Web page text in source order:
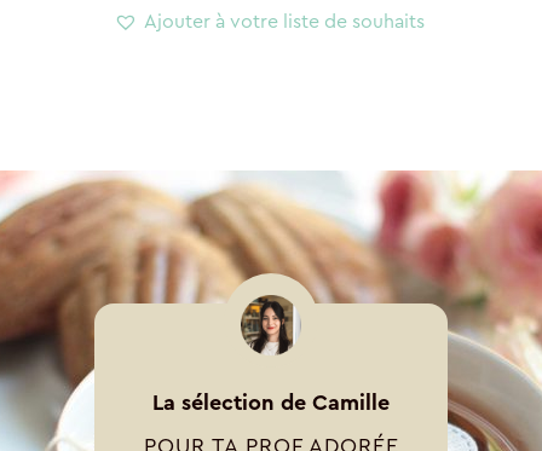
Framboise
Ajouter à votre liste de souhaits
La sélection de Camille
POUR TA PROF ADORÉE